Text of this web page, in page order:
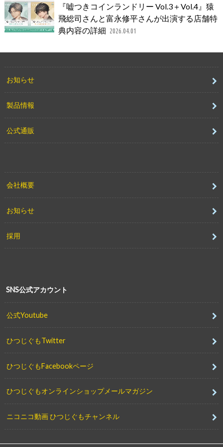
『嘘つきコインランドリー Vol.3＋Vol.4』猿
飛総司さんと富永修平さんが出演する店舗特
典内容の詳細 2026.04.01
お知らせ
製品情報
公式通販
会社概要
お知らせ
採用
SNS公式アカウント
公式Youtube
ひつじぐもTwitter
ひつじぐもFacebookページ
ひつじぐもオンラインショップメールマガジン
ニコニコ動画 ひつじぐもチャンネル